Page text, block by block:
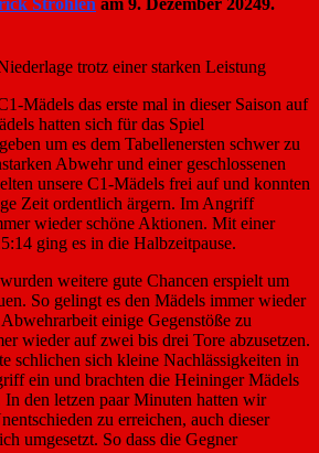
trotz einer starken Leistung
Mädels das erste mal in dieser Saison auf
hatten sich für das Spiel
um es dem Tabellenersten schwer zu
Abwehr und einer geschlossenen
unsere C1-Mädels frei auf und konnten
Zeit ordentlich ärgern. Im Angriff
wieder schöne Aktionen. Mit einer
ging es in die Halbzeitpause.
weitere gute Chancen erspielt um
So gelingt es den Mädels immer wieder
einige Gegenstöße zu
wieder auf zwei bis drei Tore abzusetzen.
schlichen sich kleine Nachlässigkeiten in
ein und brachten die Heininger Mädels
den letzen paar Minuten hatten wir
zu erreichen, auch dieser
umgesetzt. So dass die Gegner